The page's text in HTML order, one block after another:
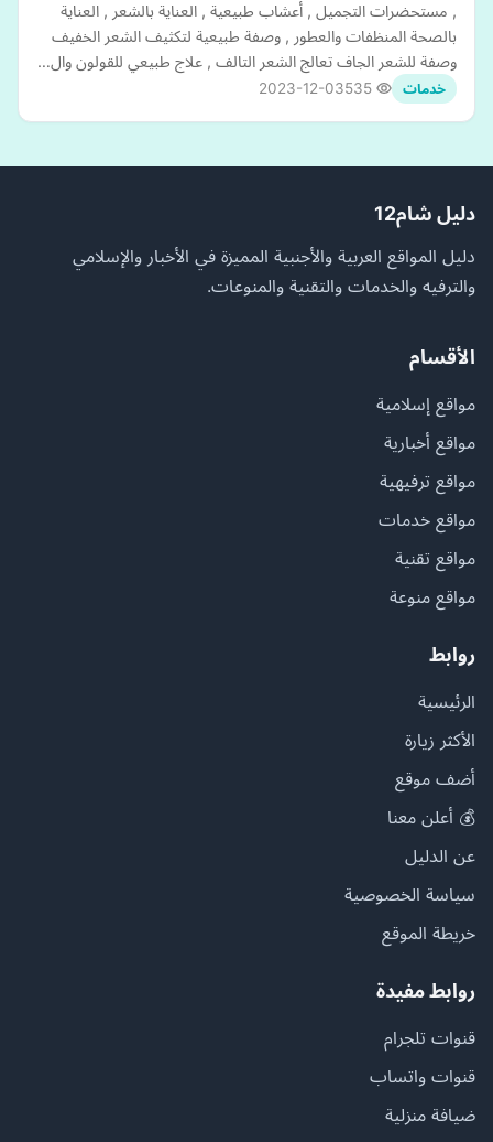
, مستحضرات التجميل , أعشاب طبيعية , العناية بالشعر , العناية
بالصحة المنظفات والعطور , وصفة طبيعية لتكثيف الشعر الخفيف
وصفة للشعر الجاف تعالج الشعر التالف , علاج طبيعي للقولون وال…
خدمات 2023-12-03
دليل شام12
دليل المواقع العربية والأجنبية المميزة في الأخبار والإسلامي
والترفيه والخدمات والتقنية والمنوعات.
الأقسام
مواقع إسلامية
مواقع أخبارية
مواقع ترفيهية
مواقع خدمات
مواقع تقنية
مواقع منوعة
روابط
الرئيسية
الأكثر زيارة
أضف موقع
💰 أعلن معنا
عن الدليل
سياسة الخصوصية
خريطة الموقع
روابط مفيدة
قنوات تلجرام
قنوات واتساب
ضيافة منزلية